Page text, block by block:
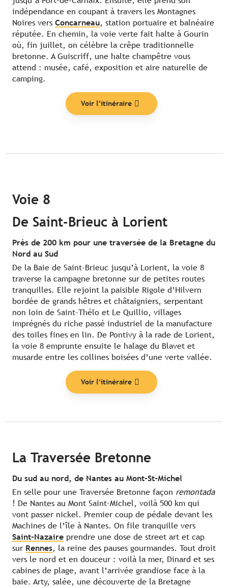
indépendance en coupant à travers les Montagnes
Noires vers Concarneau, station portuaire et balnéaire
réputée. En chemin, la voie verte fait halte à Gourin
où, fin juillet, on célèbre la crêpe traditionnelle
bretonne. A Guiscriff, une halte champêtre vous
attend : musée, café, exposition et aire naturelle de
camping.
Voir l’itinéraire
Voie 8
De Saint-Brieuc à Lorient
Près de 200 km pour une traversée de la Bretagne du
Nord au Sud
De la Baie de Saint-Brieuc jusqu’à Lorient, la voie 8
traverse la campagne bretonne sur de petites routes
tranquilles. Elle rejoint la paisible Rigole d’Hilvern
bordée de grands hêtres et châtaigniers, serpentant
non loin de Saint-Thélo et Le Quillio, villages
imprégnés du riche passé industriel de la manufacture
des toiles fines en lin. De Pontivy à la rade de Lorient,
la voie 8 emprunte ensuite le halage du Blavet et
musarde entre les collines boisées d’une verte vallée.
Voir l’itinéraire
La Traversée Bretonne
Du sud au nord, de Nantes au Mont-St-Michel
En selle pour une Traversée Bretonne façon remontada
! De Nantes au Mont Saint-Michel, voilà 500 km qui
vont passer nickel. Premier coup de pédale devant les
Machines de l’île à Nantes. On file tranquille vers
Saint-Nazaire prendre une dose de street art et cap
sur Rennes, la reine des pauses gourmandes. Tout droit
vers le nord et en douceur : voilà la mer, Dinard et ses
cabines de plage, avant l’arrivée grandiose face à la
baie. Arty, salée, une découverte de la Bretagne